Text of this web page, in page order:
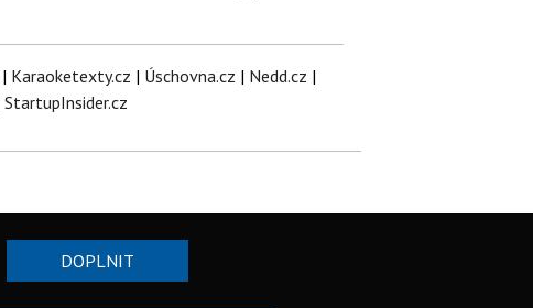
| Karaoketexty.cz | Úschovna.cz | Nedd.cz |
StartupInsider.cz
DOPLNIT